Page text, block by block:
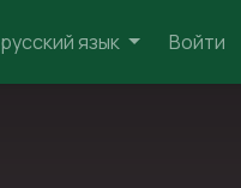
русский язык Войти